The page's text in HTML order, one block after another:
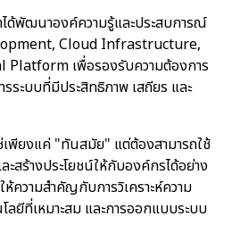
ได้พัฒนาองค์ความรู้และประสบการณ์
Cloud Infrastructure,
Platform เพื่อรองรับความต้องการ
ระบบที่มีประสิทธิภาพ เสถียร และ
ช่เพียงแค่ "ทันสมัย" แต่ต้องสามารถใช้
สร้างประโยชน์ให้กับองค์กรได้อย่าง
ความสำคัญกับการวิเคราะห์ความ
ลยีที่เหมาะสม และการออกแบบระบบ